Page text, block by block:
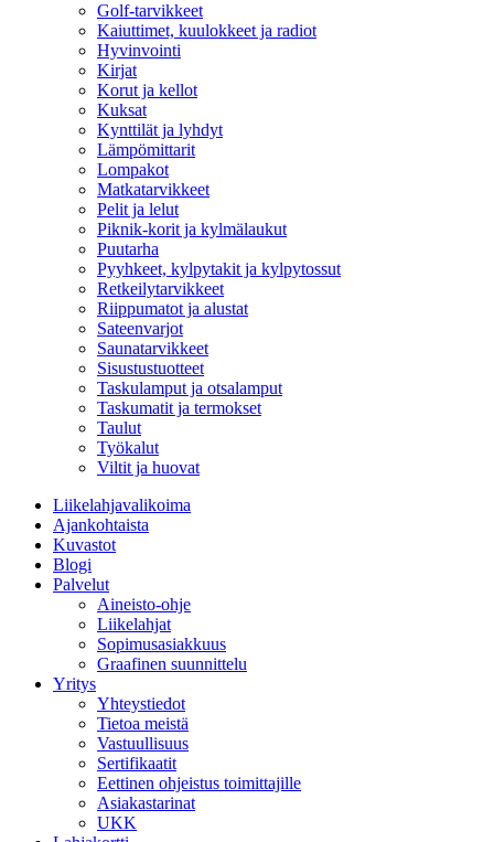
Golf-tarvikkeet
Kaiuttimet, kuulokkeet ja radiot
Hyvinvointi
Kirjat
Korut ja kellot
Kuksat
Kynttilät ja lyhdyt
Lämpömittarit
Lompakot
Matkatarvikkeet
Pelit ja lelut
Piknik-korit ja kylmälaukut
Puutarha
Pyyhkeet, kylpytakit ja kylpytossut
Retkeilytarvikkeet
Riippumatot ja alustat
Sateenvarjot
Saunatarvikkeet
Sisustustuotteet
Taskulamput ja otsalamput
Taskumatit ja termokset
Taulut
Työkalut
Viltit ja huovat
Liikelahjavalikoima
Ajankohtaista
Kuvastot
Blogi
Palvelut
Aineisto-ohje
Liikelahjat
Sopimusasiakkuus
Graafinen suunnittelu
Yritys
Yhteystiedot
Tietoa meistä
Vastuullisuus
Sertifikaatit
Eettinen ohjeistus toimittajille
Asiakastarinat
UKK